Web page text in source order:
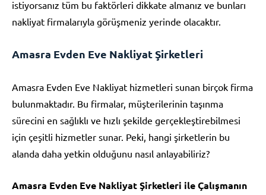
istiyorsanız tüm bu faktörleri dikkate almanız ve bunları
nakliyat firmalarıyla görüşmeniz yerinde olacaktır.
Amasra Evden Eve Nakliyat Şirketleri
Amasra Evden Eve Nakliyat hizmetleri sunan birçok firma
bulunmaktadır. Bu firmalar, müşterilerinin taşınma
sürecini en sağlıklı ve hızlı şekilde gerçekleştirebilmesi
için çeşitli hizmetler sunar. Peki, hangi şirketlerin bu
alanda daha yetkin olduğunu nasıl anlayabiliriz?
Amasra Evden Eve Nakliyat Şirketleri ile Çalışmanın